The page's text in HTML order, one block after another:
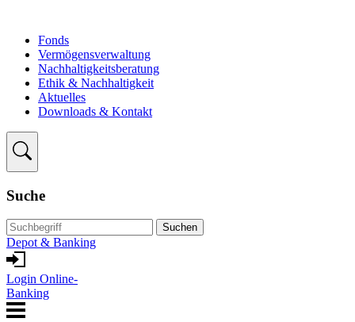
Fonds
Vermögensverwaltung
Nachhaltigkeitsberatung
Ethik & Nachhaltigkeit
Aktuelles
Downloads & Kontakt
Suche
Suchen
Depot & Banking
Login Online-
Banking